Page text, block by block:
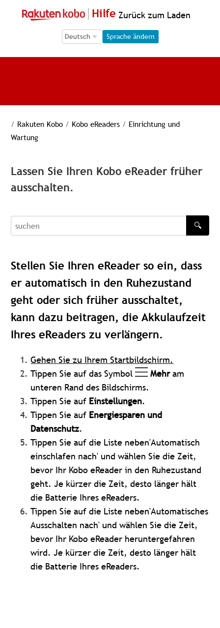
Hilfe Zurück zum Laden
Language Selection
Language Selection
Sprache ändern
/ Rakuten Kobo / Kobo eReaders / Einrichtung und
Wartung
Lassen Sie Ihren Kobo eReader früher
ausschalten.
recherche
🔍
Stellen Sie Ihren eReader so ein, dass
er automatisch in den Ruhezustand
geht oder sich früher ausschaltet,
kann dazu beitragen, die Akkulaufzeit
Ihres eReaders zu verlängern.
Gehen Sie zu Ihrem Startbildschirm.
Tippen Sie auf das Symbol
Mehram
unteren Rand des Bildschirms.
Tippen Sie auf Einstellungen.
Tippen Sie auf Energiesparen und
Datenschutz.
Tippen Sie auf die Liste neben'Automatisch
einschlafen nach' und wählen Sie die Zeit,
bevor Ihr Kobo eReader in den Ruhezustand
geht. Je kürzer die Zeit, desto länger hält
die Batterie Ihres eReaders.
Tippen Sie auf die Liste neben'Automatisches
Ausschalten nach' und wählen Sie die Zeit,
bevor Ihr Kobo eReader heruntergefahren
wird. Je kürzer die Zeit, desto länger hält
die Batterie Ihres eReaders.